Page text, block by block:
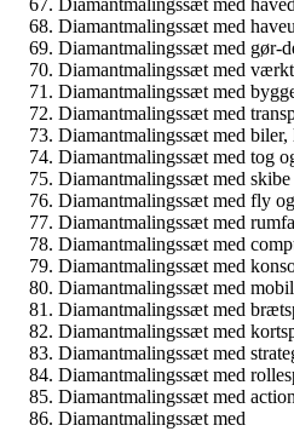
Diamantmalingssæt med
Diamantmalingssæt med
Diamantmalingssæt med gør-
Diamantmalingssæt med
Diamantmalingssæt med
Diamantmalingssæt med
Diamantmalingssæt med biler,
Diamantmalingssæt med tog
Diamantmalingssæt med skibe
Diamantmalingssæt med fly
Diamantmalingssæt med
Diamantmalingssæt med
Diamantmalingssæt med
Diamantmalingssæt med
Diamantmalingssæt med
Diamantmalingssæt med
Diamantmalingssæt med
Diamantmalingssæt med
Diamantmalingssæt med
Diamantmalingssæt med